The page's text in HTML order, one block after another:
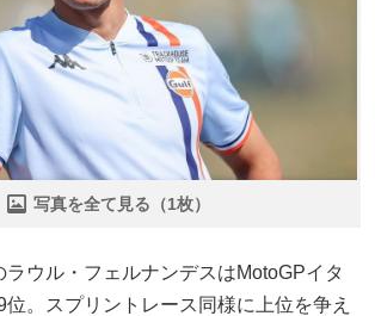
写真を全て見る（1枚）
ラウル・フェルナンデスはMotoGPイタ
位。スプリントレース同様に上位を争え